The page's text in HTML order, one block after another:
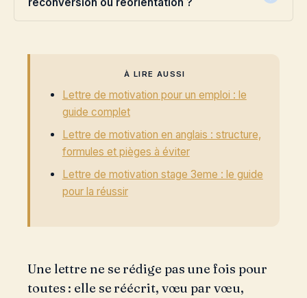
reconversion ou réorientation ?
À LIRE AUSSI
Lettre de motivation pour un emploi : le
guide complet
Lettre de motivation en anglais : structure,
formules et pièges à éviter
Lettre de motivation stage 3eme : le guide
pour la réussir
Une lettre ne se rédige pas une fois pour
toutes : elle se réécrit, vœu par vœu,